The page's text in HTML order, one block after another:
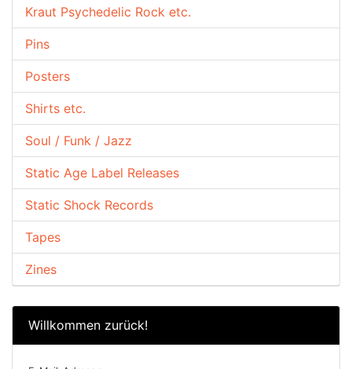
Kraut Psychedelic Rock etc.
Pins
Posters
Shirts etc.
Soul / Funk / Jazz
Static Age Label Releases
Static Shock Records
Tapes
Zines
Willkommen zurück!